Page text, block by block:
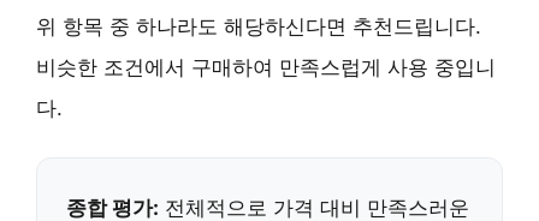
위 항목 중 하나라도 해당하신다면 추천드립니다.
비슷한 조건에서 구매하여 만족스럽게 사용 중입니
다.
종합 평가: 전체적으로 가격 대비 만족스러운